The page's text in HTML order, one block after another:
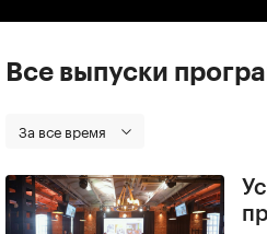
Все выпуски
За все время